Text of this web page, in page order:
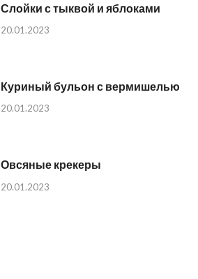
Слойки с тыквой и яблоками
20.01.2023
Куриный бульон с вермишелью
20.01.2023
Овсяные крекеры
20.01.2023